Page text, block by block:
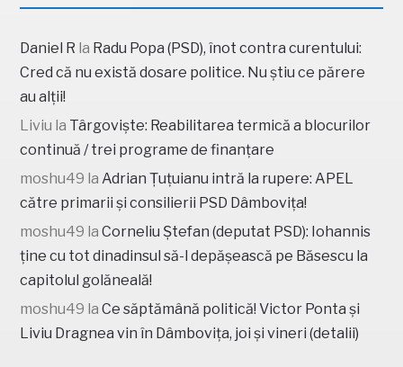
Daniel R la Radu Popa (PSD), înot contra curentului:
Cred că nu există dosare politice. Nu știu ce părere
au alții!
Liviu la Târgoviște: Reabilitarea termică a blocurilor
continuă / trei programe de finanțare
moshu49 laAdrian Țuțuianu intră la rupere: APEL
către primarii și consilierii PSD Dâmbovița!
moshu49 laCorneliu Ștefan (deputat PSD): Iohannis
ține cu tot dinadinsul să-l depășească pe Băsescu la
capitolul golăneală!
moshu49 laCe săptămână politică! Victor Ponta și
Liviu Dragnea vin în Dâmbovița, joi și vineri (detalii)